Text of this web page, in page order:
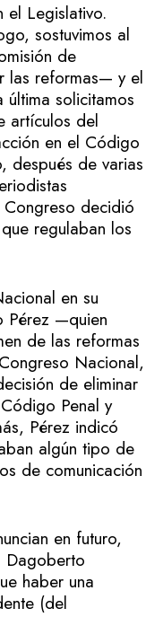
el Legislativo.
sostuvimos al
de
las reformas— y el
última solicitamos
artículos del
en el Código
después de varias
decidió
regulaban los
en su
Pérez —quien
de las reformas
Nacional,
de eliminar
Penal y
Pérez indicó
algún tipo de
de comunicación
en futuro,
Dagoberto
haber una
(del